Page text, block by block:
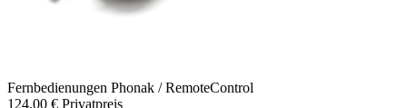
Fernbedienungen Phonak / RemoteControl
124,00 € Privatpreis